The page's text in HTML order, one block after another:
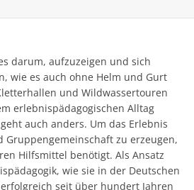
darum, aufzuzeigen und sich
wie es auch ohne Helm und Gurt
und Wildwassertouren
erlebnispädagogischen Alltag
auch anders. Um das Erlebnis
Gruppengemeinschaft zu erzeugen,
Hilfsmittel benötigt. Als Ansatz
wie sie in der Deutschen
seit über hundert Jahren